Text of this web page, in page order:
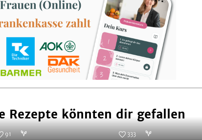
Rezepte könnten dir gefallen
91 333